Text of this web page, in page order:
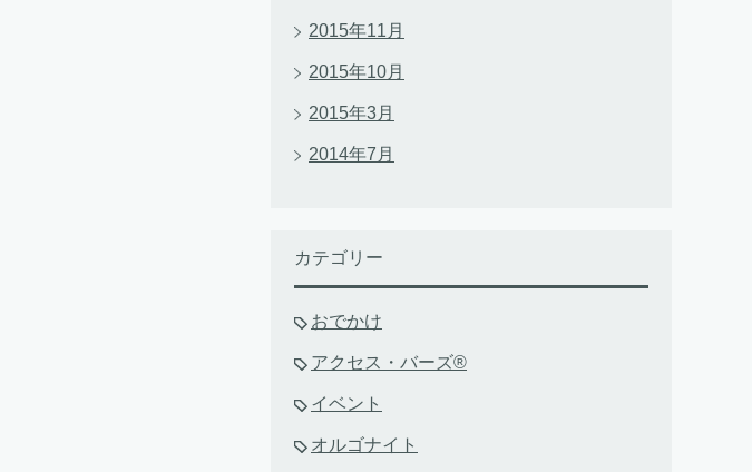
2015年11月
2015年10月
2015年3月
2014年7月
カテゴリー
おでかけ
アクセス・バーズ®
イベント
オルゴナイト